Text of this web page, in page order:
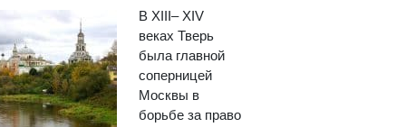
В XIII– XIV
веках Тверь
была главной
соперницей
Москвы в
борьбе за право